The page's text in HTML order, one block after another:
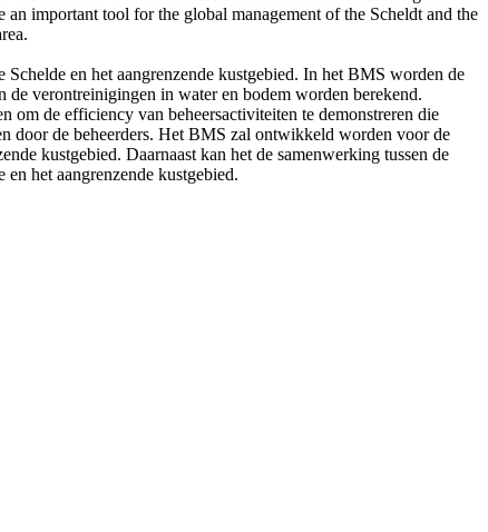
important tool for the global management of the Scheldt and the
en het aangrenzende kustgebied. In het BMS worden de
verontreinigingen in water en bodem worden berekend.
de efficiency van beheersactiviteiten te demonstreren die
door de beheerders. Het BMS zal ontwikkeld worden voor de
kustgebied. Daarnaast kan het de samenwerking tussen de
het aangrenzende kustgebied.